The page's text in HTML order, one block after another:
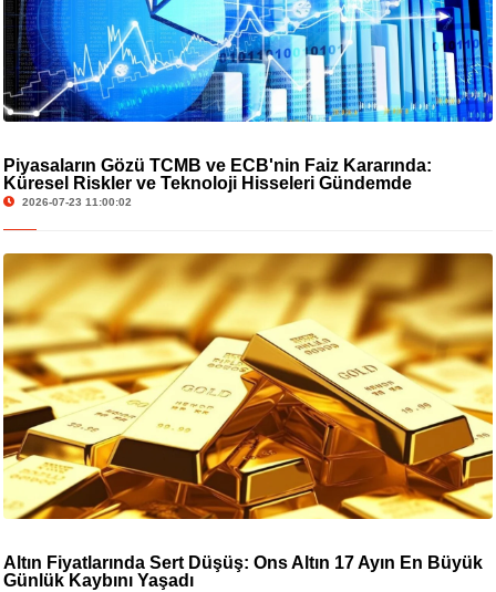
Piyasaların Gözü TCMB ve ECB'nin Faiz Kararında:
Küresel Riskler ve Teknoloji Hisseleri Gündemde
2026-07-23 11:00:02
Altın Fiyatlarında Sert Düşüş: Ons Altın 17 Ayın En Büyük
Günlük Kaybını Yaşadı